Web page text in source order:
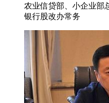
农业信贷部、小企业部
银行股改办常务